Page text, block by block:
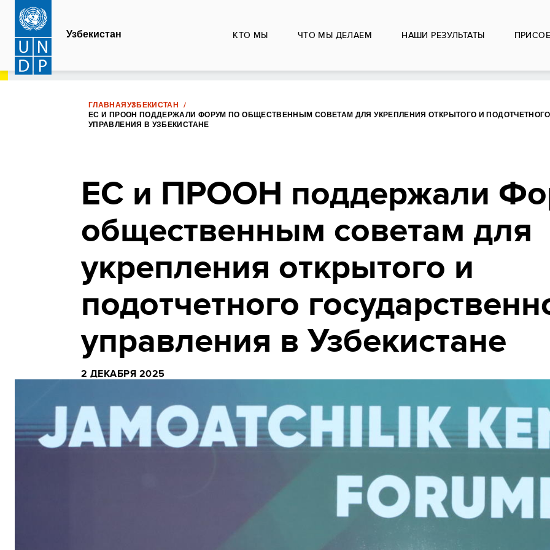
Перейти
основному
содержанию
Узбекистан КТО МЫ ЧТО МЫ ДЕЛАЕМ НАШИ РЕЗУЛЬТАТЫ
ГЛАВНАЯ УЗБЕКИСТАН
ЕС И ПРООН ПОДДЕРЖАЛИ ФОРУМ ПО ОБЩЕСТВЕННЫМ СОВЕТАМ ДЛЯ УКРЕПЛЕНИЯ ОТКРЫТОГО И
УПРАВЛЕНИЯ В УЗБЕКИСТАНЕ
ЕС и ПРООН поддержали
общественным советам для
укрепления открытого и
подотчетного
управления в Узбекистане
2 ДЕКАБРЯ 2025